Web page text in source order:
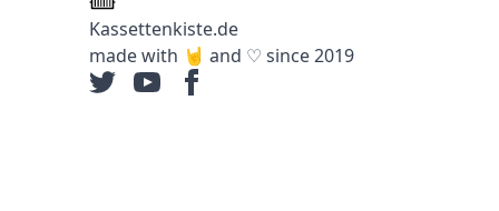
Kassettenkiste.de
made with 🤘 and ♡ since 2019